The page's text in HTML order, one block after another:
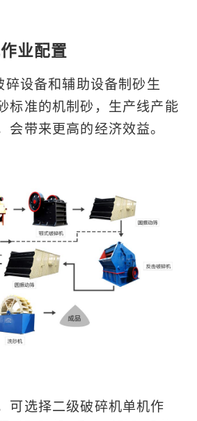
业配置
设备和辅助设备制砂生
标准的机制砂，生产线产能
会带来更高的经济效益。
可选择二级破碎机单机作